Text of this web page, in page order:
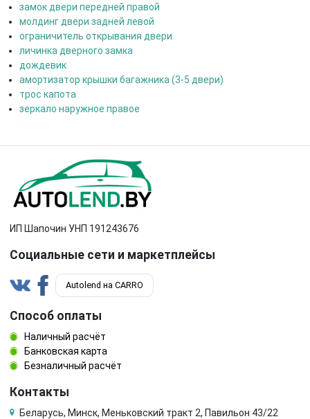
замок двери передней правой
молдинг двери задней левой
ограничитель открывания двери
личинка дверного замка
дождевик
амортизатор крышки багажника (3-5 двери)
трос капота
зеркало наружное правое
ИП Шапочин УНП 191243676
Социальные сети и маркетплейсы
Autolend на CARRO
Способ оплаты
Наличный расчёт
Банковская карта
Безналичный расчёт
Контакты
Беларусь, Минск, Меньковский тракт 2, Павильон 43/22